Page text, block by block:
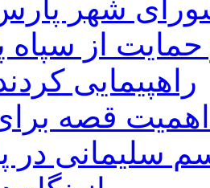
شهر پارس
از سپاه
راهپیمایی
سلیمانی در